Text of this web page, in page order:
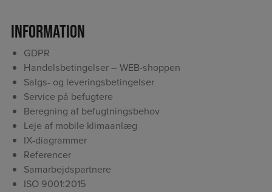
Information
GDPR
Handelsbetingelser – WEB-shoppen
Salgs- og leveringsbetingelser
Service på befugtere
Beregning af befugtningsbehov
Leje af mobile klimaanlæg
IX-diagrammer
Referencer
Samarbejdspartnere
ISO 9001:2015